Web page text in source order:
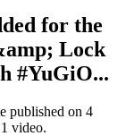
for the
Lock
#YuGiO...
published on 4
video.